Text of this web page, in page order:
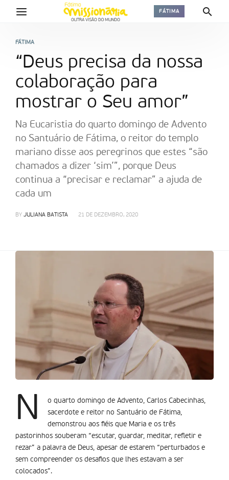
FÁTIMA
FÁTIMA
“Deus precisa da nossa
colaboração para
mostrar o Seu amor”
Na Eucaristia do quarto domingo de Advento
no Santuário de Fátima, o reitor do templo
mariano disse aos peregrinos que estes “são
chamados a dizer ‘sim’”, porque Deus
continua a “precisar e reclamar” a ajuda de
cada um
BY JULIANA BATISTA 21 DE DEZEMBRO, 2020
N
o quarto domingo de Advento, Carlos Cabecinhas,
sacerdote e reitor no Santuário de Fátima,
demonstrou aos fiéis que Maria e os três
pastorinhos souberam “escutar, guardar, meditar, refletir e
rezar” a palavra de Deus, apesar de estarem “perturbados e
sem compreender os desafios que lhes estavam a ser
colocados”.